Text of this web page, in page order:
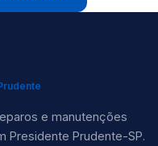
e manutenções
Presidente Prudente-SP.